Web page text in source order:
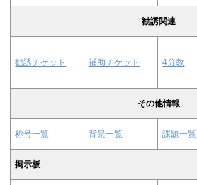
勧誘関連
勧誘チケット 補助チケット 4分教
その他情報
称号一覧 背景一覧 課題一覧
掲示板